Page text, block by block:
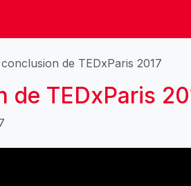
de TEDxParis 2017
de TEDxParis